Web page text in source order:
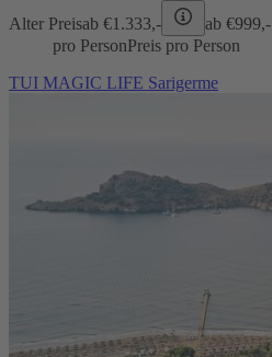
Alter Preisab €1.333,- ab €999,-
pro PersonPreis pro Person
TUI MAGIC LIFE Sarigerme